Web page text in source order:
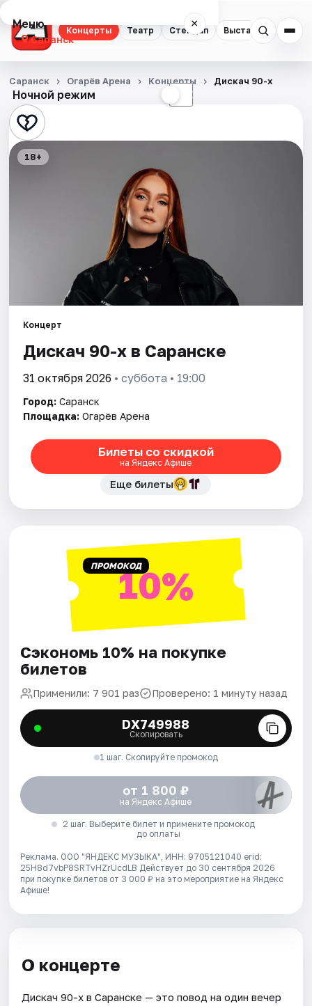
Концерты Театр Стендап Выставки
Меню ×
Саранск
Концерты
Театр
Стендап
Артисты
Рейтинги
Ночной режим ☾
Саранск Огарёв Арена Концерты Дискач 90-х
18+
Концерт
Дискач 90-х в Саранске
31 октября 2026 • суббота • 19:00
Город: Саранск
Площадка: Огарёв Арена
Билеты со скидкой
на Яндекс Афише
Еще билеты
ПРОМОКОД10%
Сэкономь 10% на покупке
билетов
Применили: 7 901 раз Проверено: 1 минуту назад
DX749988
Скопировать
1 шаг. Скопируйте промокод
от 1 800 ₽
на Яндекс Афише
2 шаг. Выберите билет и примените промокод
до оплаты
Реклама. ООО "ЯНДЕКС МУЗЫКА", ИНН: 9705121040 erid:
25H8d7vbP8SRTvHZrUcdLB Действует до 30 сентября 2026
при покупке билетов от 3 000 ₽ на это мероприятие на Яндекс
Афише!
О концерте
Дискач 90-х в Саранске — это повод на один вечер